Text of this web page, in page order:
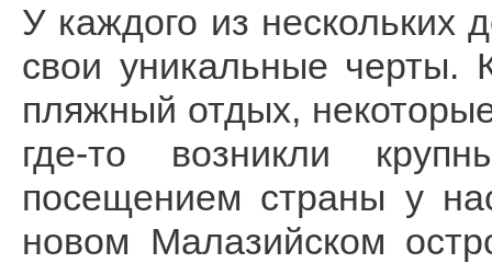
У каждого из нескольких
свои уникальные черты.
пляжный отдых,
где-то возникли
посещением страны у
новом Малазийском